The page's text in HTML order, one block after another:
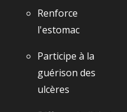
Renforce
l'estomac
Participe à la
guérison des
ulcères